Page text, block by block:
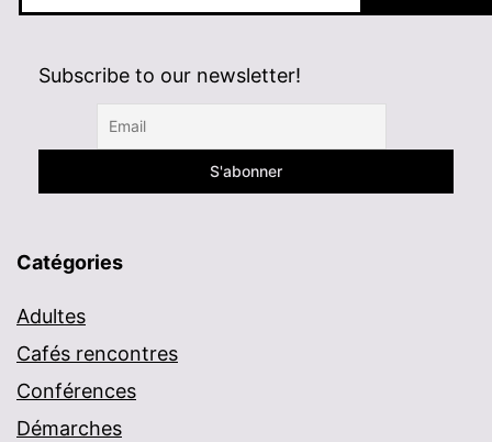
Subscribe to our newsletter!
Catégories
Adultes
Cafés rencontres
Conférences
Démarches